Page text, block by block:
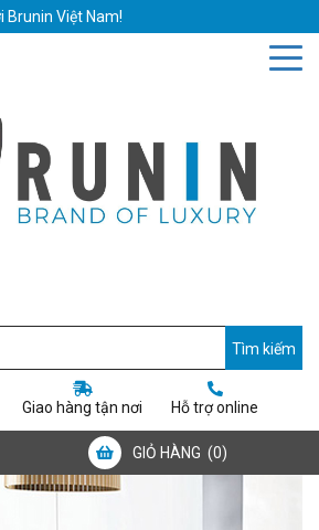
Brunin Việt Nam!
Email: bruninvietnam@gmail.com
Giao hàng tận nơi Hỗ trợ online
GIỎ HÀNG